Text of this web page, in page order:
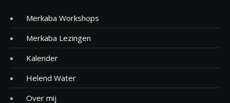
Merkaba Workshops
Merkaba Lezingen
Kalender
Helend Water
Over mij